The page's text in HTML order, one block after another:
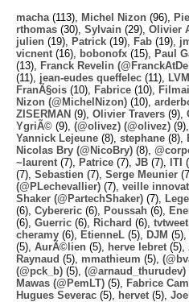
macha (113), Michel Nizon (96),
rthomas (30), Sylvain (29), Olivier
julien (19), Patrick (19), Fab (19),
vicnent (16), bobonofx (15), Paul
(13),
Franck Revelin
(11), jean-eudes queffelec (11), LVM
FranÃ§ois (10), Fabrice (10), Filmail
Nizon (@MichelNizon) (10),
ZISERMAN (9), Olivier Travers (9),
YgriÃ© (9), (@olivez) (@olivez) (9),
Yannick Lejeune (8), stephane (8),
Nicolas Bry (@NicoBry) (8),
~laurent (7), Patrice (7), JB (7), ITI
(7), Sebastien (7), Serge Meunier
(@PLechevallier) (7), veille
Shaker (@PartechShaker) (7),
(6), Cybereric (6), Poussah (6),
(6), Guerric (6), Richard (6), tvtweet
cheramy (6), EtienneL (5), DJM (5),
(5), AurÃ©lien (5), herve lebret (5),
Raynaud (5), mmathieum (5),
(@pck_b) (5),
Mawas (@PemLT) (5), Fabrice
Hugues Severac (5), hervet (5), Joel